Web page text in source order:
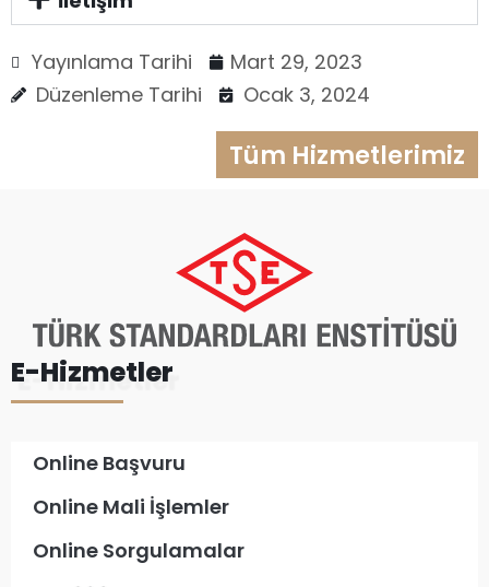
Yayınlama Tarihi
Mart 29, 2023
Düzenleme Tarihi
Ocak 3, 2024
Tüm Hizmetlerimiz
E-Hizmetler
Online Başvuru
Online Mali İşlemler
Online Sorgulamalar